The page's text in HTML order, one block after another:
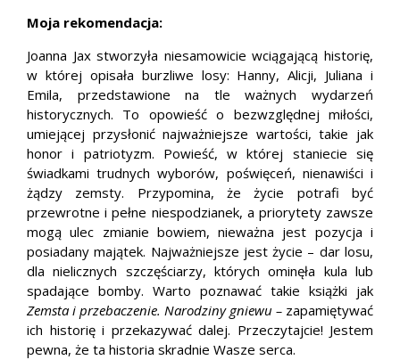
Moja rekomendacja:
Joanna Jax stworzyła niesamowicie wciągającą historię,
w której opisała burzliwe losy: Hanny, Alicji, Juliana i
Emila, przedstawione na tle ważnych wydarzeń
historycznych. To opowieść o bezwzględnej miłości,
umiejącej przysłonić najważniejsze wartości, takie jak
honor i patriotyzm. Powieść, w której staniecie się
świadkami trudnych wyborów, poświęceń, nienawiści i
żądzy zemsty. Przypomina, że życie potrafi być
przewrotne i pełne niespodzianek, a priorytety zawsze
mogą ulec zmianie bowiem, nieważna jest pozycja i
posiadany majątek. Najważniejsze jest życie – dar losu,
dla nielicznych szczęściarzy, których ominęła kula lub
spadające bomby. Warto poznawać takie książki jak
Zemsta i przebaczenie. Narodziny gniewu – zapamiętywać
ich historię i przekazywać dalej. Przeczytajcie! Jestem
pewna, że ta historia skradnie Wasze serca.